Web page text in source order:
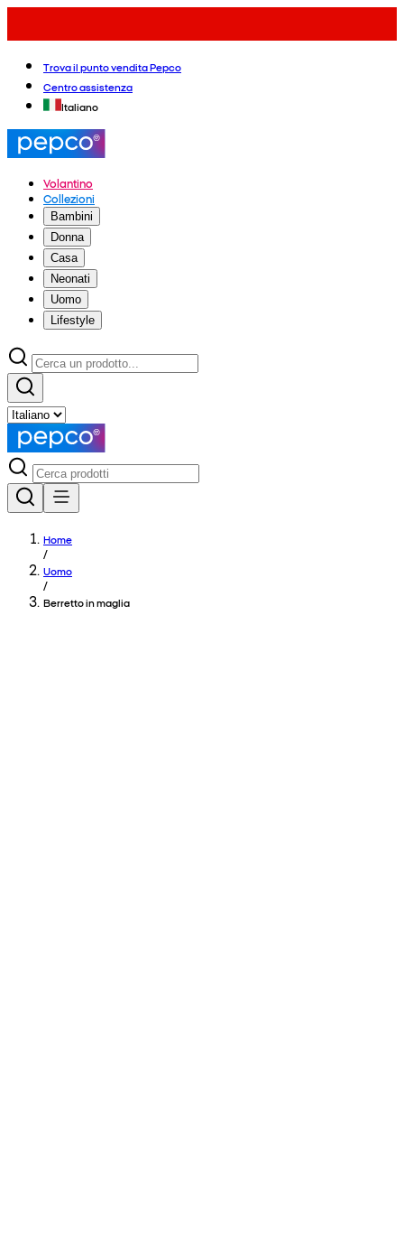
Trova il punto vendita Pepco
Centro assistenza
Italiano
Volantino
Collezioni
Bambini
Donna
Casa
Neonati
Uomo
Lifestyle
Home
/
Uomo
/
Berretto in maglia